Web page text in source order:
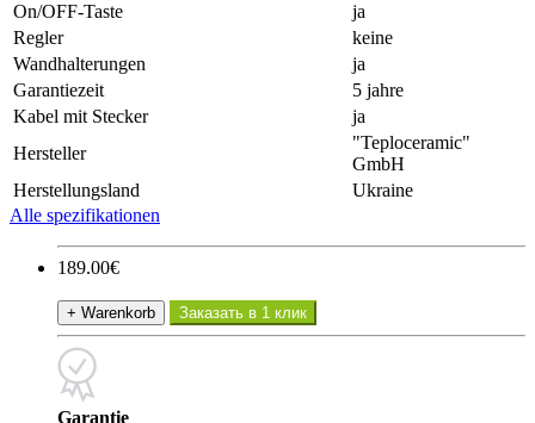
On/OFF-Taste
ja
Regler
keine
Wandhalterungen
ja
Garantiezeit
5 jahre
Kabel mit Stecker
ja
Hersteller
"Teploceramic"
GmbH
Herstellungsland
Ukraine
Alle spezifikationen
189.00€
+ Warenkorb Заказать в 1 клик
Garantie